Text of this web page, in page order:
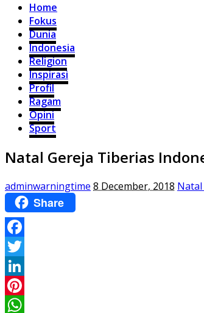
Home
Fokus
Dunia
Indonesia
Religion
Inspirasi
Profil
Ragam
Opini
Sport
Natal Gereja Tiberias
adminwarningtime 8 December, 2018
Share
Facebook
Twitter
LinkedIn
Pinterest